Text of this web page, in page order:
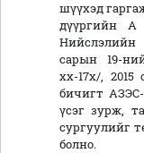
шүүхэд
дүүргийн А
Нийслэлийн
сарын 19-
хх-17х/,
бичигт
үсэг зурж,
сургуулийг
болно.